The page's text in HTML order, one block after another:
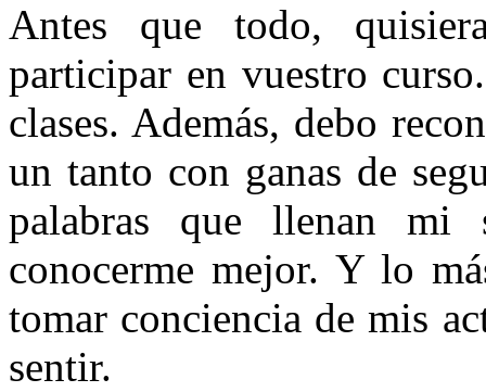
Antes que todo,
participar en vuestro
clases. Además, debo
un tanto con ganas de
palabras que llenan
conocerme mejor. Y lo
tomar conciencia de mis
sentir.